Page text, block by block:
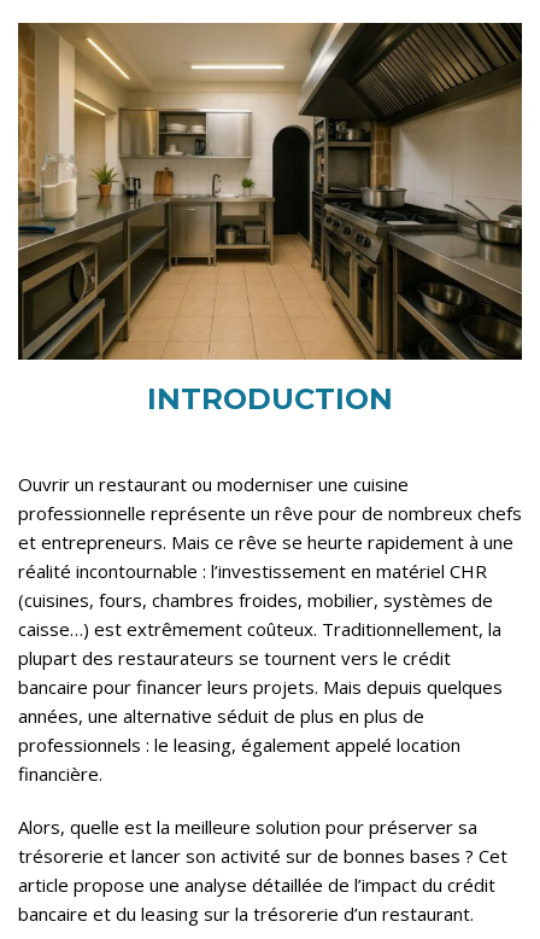
INTRODUCTION
Ouvrir un restaurant ou moderniser une cuisine
professionnelle représente un rêve pour de nombreux chefs
et entrepreneurs. Mais ce rêve se heurte rapidement à une
réalité incontournable : l’investissement en matériel CHR
(cuisines, fours, chambres froides, mobilier, systèmes de
caisse…) est extrêmement coûteux. Traditionnellement, la
plupart des restaurateurs se tournent vers le crédit
bancaire pour financer leurs projets. Mais depuis quelques
années, une alternative séduit de plus en plus de
professionnels : le leasing, également appelé location
financière.
Alors, quelle est la meilleure solution pour préserver sa
trésorerie et lancer son activité sur de bonnes bases ? Cet
article propose une analyse détaillée de l’impact du crédit
bancaire et du leasing sur la trésorerie d’un restaurant.